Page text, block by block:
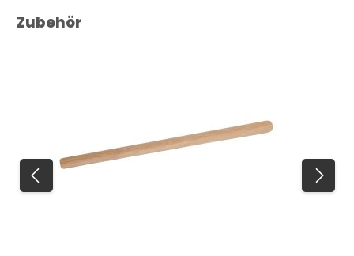
Produktgalerie überspringen
Zubehör